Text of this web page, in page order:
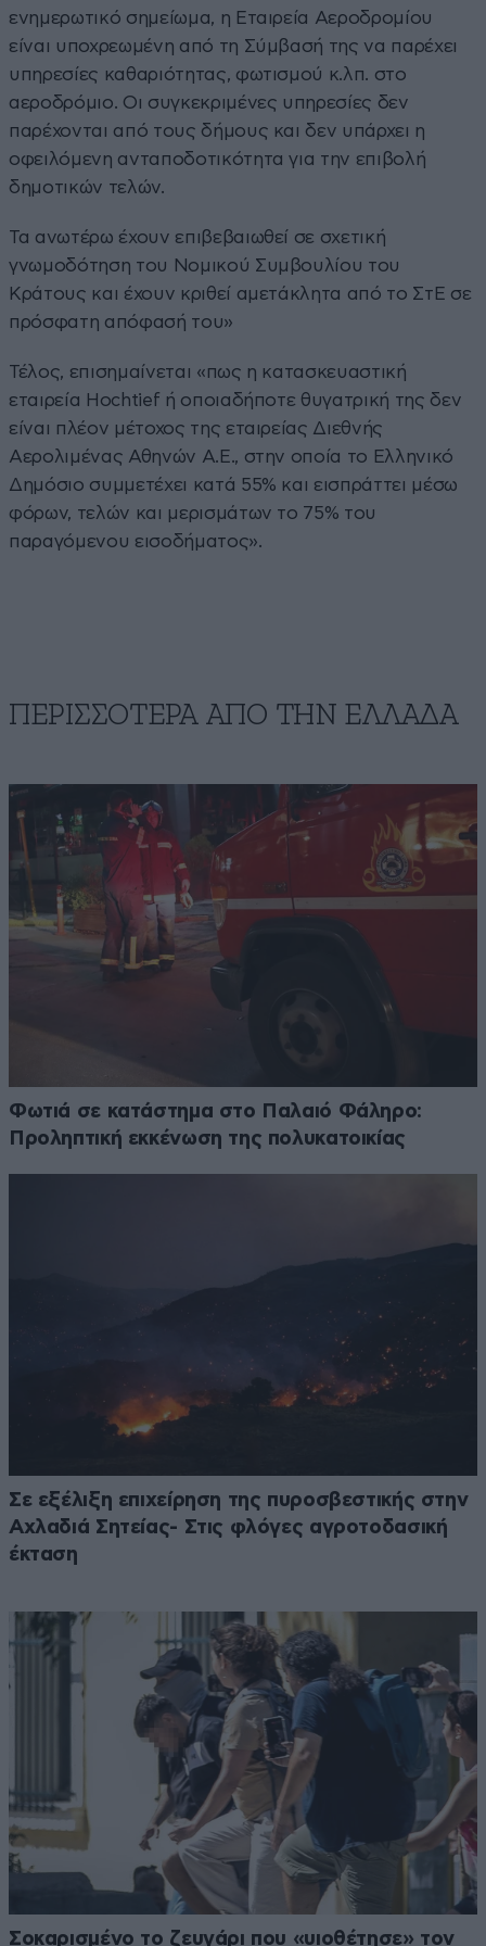
ενημερωτικό σημείωμα, η Εταιρεία Αεροδρομίου
είναι υποχρεωμένη από τη Σύμβασή της να παρέχει
υπηρεσίες καθαριότητας, φωτισμού κ.λπ. στο
αεροδρόμιο. Οι συγκεκριμένες υπηρεσίες δεν
παρέχονται από τους δήμους και δεν υπάρχει η
οφειλόμενη ανταποδοτικότητα για την επιβολή
δημοτικών τελών.
Τα ανωτέρω έχουν επιβεβαιωθεί σε σχετική
γνωμοδότηση του Νομικού Συμβουλίου του
Κράτους και έχουν κριθεί αμετάκλητα από το ΣτΕ σε
πρόσφατη απόφασή του»
Τέλος, επισημαίνεται «πως η κατασκευαστική
εταιρεία Hochtief ή οποιαδήποτε θυγατρική της δεν
είναι πλέον μέτοχος της εταιρείας Διεθνής
Αερολιμένας Αθηνών A.E., στην οποία το Ελληνικό
Δημόσιο συμμετέχει κατά 55% και εισπράττει μέσω
φόρων, τελών και μερισμάτων το 75% του
παραγόμενου εισοδήματος».
ΠΕΡΙΣΣΟΤΕΡΑ ΑΠΟ ΤΗΝ ΕΛΛΑΔΑ
Φωτιά σε κατάστημα στο Παλαιό Φάληρο:
Προληπτική εκκένωση της πολυκατοικίας
Σε εξέλιξη επιχείρηση της πυροσβεστικής στην
Αχλαδιά Σητείας- Στις φλόγες αγροτοδασική
έκταση
Σοκαρισμένο το ζευγάρι που «υιοθέτησε» τον